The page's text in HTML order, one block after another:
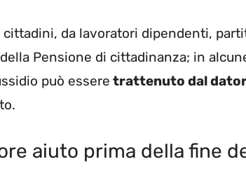
cittadini, da lavoratori dipendenti,
Pensione di cittadinanza; in
può essere trattenuto dal
aiuto prima della fine